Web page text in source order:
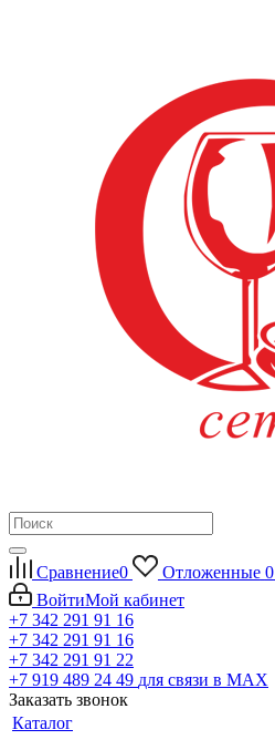
Сравнение0 Отложенные 0
ВойтиМой кабинет
+7 342 291 91 16
+7 342 291 91 16
+7 342 291 91 22
+7 919 489 24 49 для связи в МАХ
Заказать звонок
Каталог